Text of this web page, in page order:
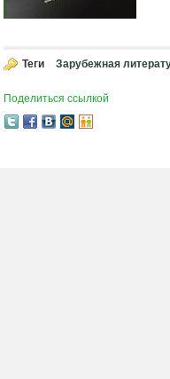
Теги Зарубежная
Поделиться ссылкой